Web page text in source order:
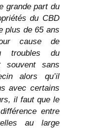
grande part du
du CBD
plus de 65 ans
cause de
troubles du
sans
alors qu’il
avec certains
il faut que le
entre
au large